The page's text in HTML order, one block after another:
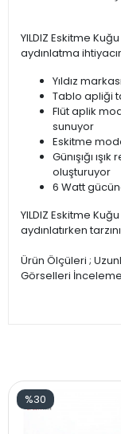
YILDIZ Eskitme
aydınlatma
Yıldız
Tablo apliği
Flüt aplik
sunuyor
Eskitme
Günışığı
oluşturuyor
6 Watt
YILDIZ Eskitme
aydınlatırken
Ürün Ölçüleri ;
Görselleri
%30